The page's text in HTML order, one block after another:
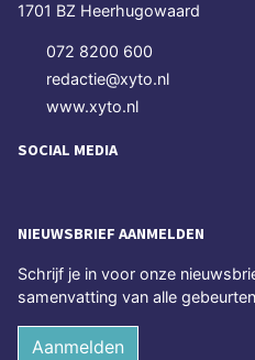
1701 BZ Heerhugowaard
072 8200 600
redactie@xyto.nl
www.xyto.nl
SOCIAL MEDIA
NIEUWSBRIEF AANMELDEN
Schrijf je in voor onze
samenvatting van alle
Aanmelden